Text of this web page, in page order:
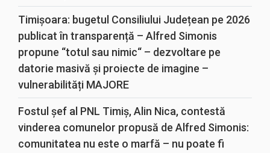
Timișoara: bugetul Consiliului Județean pe 2026
publicat în transparență – Alfred Simonis
propune “totul sau nimic“ – dezvoltare pe
datorie masivă și proiecte de imagine –
vulnerabilități MAJORE
Fostul șef al PNL Timiș, Alin Nica, contestă
vinderea comunelor propusă de Alfred Simonis:
comunitatea nu este o marfă – nu poate fi